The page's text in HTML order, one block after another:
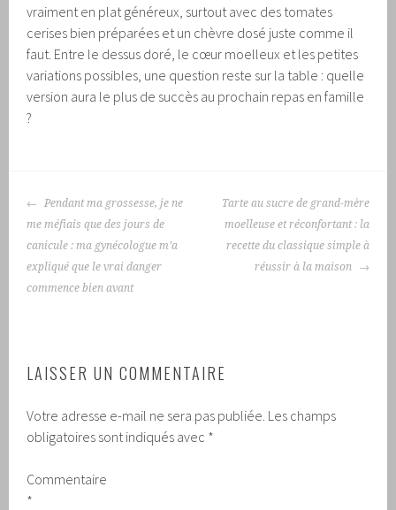
vraiment en plat généreux, surtout avec des tomates
cerises bien préparées et un chèvre dosé juste comme il
faut. Entre le dessus doré, le cœur moelleux et les petites
variations possibles, une question reste sur la table : quelle
version aura le plus de succès au prochain repas en famille
?
NAVIGATION
DES
ARTICLES
Pendant ma grossesse, je ne
me méfiais que des jours de
canicule : ma gynécologue m’a
expliqué que le vrai danger
commence bien avant
Tarte au sucre de grand-mère
moelleuse et réconfortant : la
recette du classique simple à
réussir à la maison
LAISSER UN COMMENTAIRE
Votre adresse e-mail ne sera pas publiée. Les champs
obligatoires sont indiqués avec *
Commentaire
*